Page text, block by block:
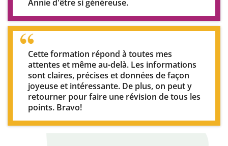
Annie d'être si généreuse.
Cette formation répond à toutes mes
attentes et même au-delà. Les informations
sont claires, précises et données de façon
joyeuse et intéressante. De plus, on peut y
retourner pour faire une révision de tous les
points. Bravo!